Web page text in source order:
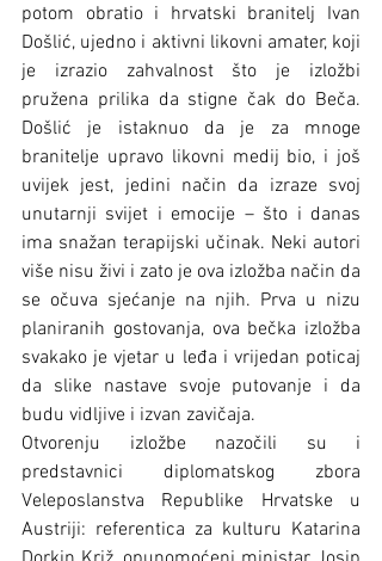
potom obratio i hrvatski branitelj Ivan
Došlić, ujedno i aktivni likovni amater, koji
je izrazio zahvalnost što je izložbi
pružena prilika da stigne čak do Beča.
Došlić je istaknuo da je za mnoge
branitelje upravo likovni medij bio, i još
uvijek jest, jedini način da izraze svoj
unutarnji svijet i emocije – što i danas
ima snažan terapijski učinak. Neki autori
više nisu živi i zato je ova izložba način da
se očuva sjećanje na njih. Prva u nizu
planiranih gostovanja, ova bečka izložba
svakako je vjetar u leđa i vrijedan poticaj
da slike nastave svoje putovanje i da
budu vidljive i izvan zavičaja.
Otvorenju izložbe nazočili su i
predstavnici diplomatskog zbora
Veleposlanstva Republike Hrvatske u
Austriji: referentica za kulturu Katarina